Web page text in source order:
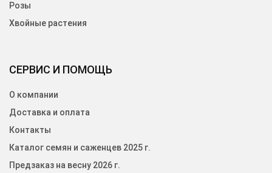
СЕРВИС И ПОМОЩЬ
О компании
Доставка и оплата
Контакты
Каталог семян и саженцев 2025 г.
Предзаказ на весну 2026 г.
Розы
Хвойные растения